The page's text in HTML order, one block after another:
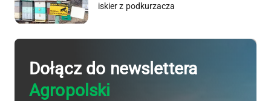
iskier z podkurzacza
Dołącz do newslettera
Agropolski